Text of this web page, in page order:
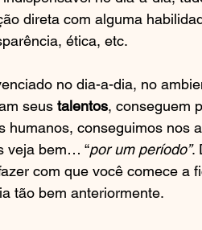
direta com alguma
ética, etc.
no dia-a-dia, no
seus talentos, conseguem
humanos, conseguimos nos
veja bem… “por um período”.
com que você comece a
tão bem anteriormente.